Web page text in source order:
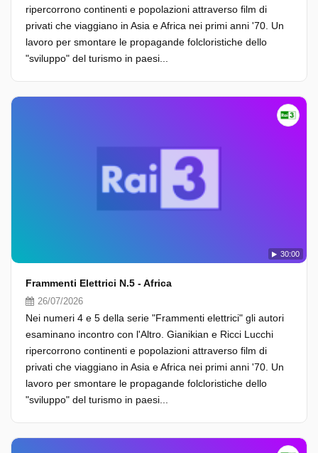
ripercorrono continenti e popolazioni attraverso film di
privati che viaggiano in Asia e Africa nei primi anni '70. Un
lavoro per smontare le propagande folcloristiche dello
"sviluppo" del turismo in paesi...
30:00
Frammenti Elettrici N.5 - Africa
26/07/2026
Nei numeri 4 e 5 della serie "Frammenti elettrici" gli autori
esaminano incontro con l'Altro. Gianikian e Ricci Lucchi
ripercorrono continenti e popolazioni attraverso film di
privati che viaggiano in Asia e Africa nei primi anni '70. Un
lavoro per smontare le propagande folcloristiche dello
"sviluppo" del turismo in paesi...